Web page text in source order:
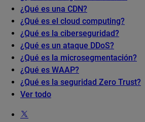
¿Qué es una CDN?
¿Qué es el cloud computing?
¿Qué es la ciberseguridad?
¿Qué es un ataque DDoS?
¿Qué es la microsegmentación?
¿Qué es WAAP?
¿Qué es la seguridad Zero Trust?
Ver todo